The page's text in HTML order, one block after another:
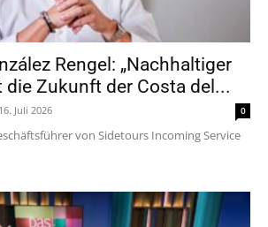
Rengel: „Nachhaltiger
Zukunft der Costa del...
16. Juli 2026 0
von Sidetours Incoming Service